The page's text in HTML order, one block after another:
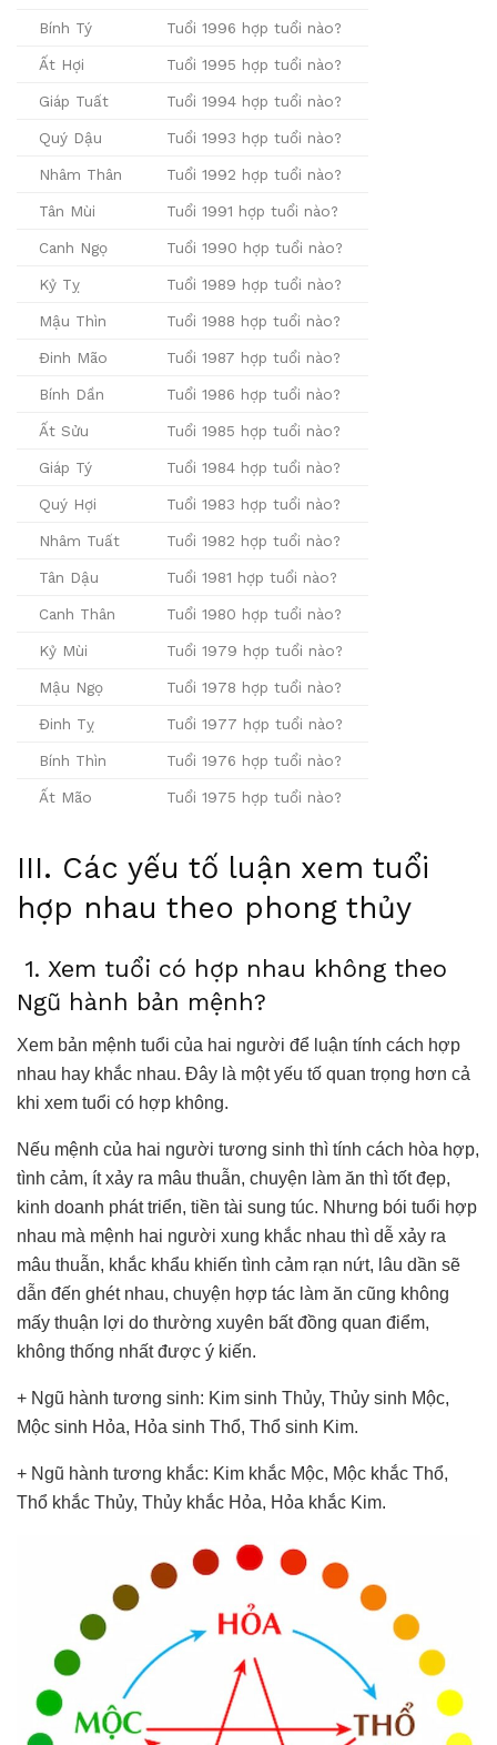
Bính Tý Tuổi 1996 hợp tuổi nào?
Ất Hợi Tuổi 1995 hợp tuổi nào?
Giáp Tuất Tuổi 1994 hợp tuổi nào?
Quý Dậu Tuổi 1993 hợp tuổi nào?
Nhâm Thân Tuổi 1992 hợp tuổi nào?
Tân Mùi Tuổi 1991 hợp tuổi nào?
Canh Ngọ Tuổi 1990 hợp tuổi nào?
Kỷ Tỵ Tuổi 1989 hợp tuổi nào?
Mậu Thìn Tuổi 1988 hợp tuổi nào?
Đinh Mão Tuổi 1987 hợp tuổi nào?
Bính Dần Tuổi 1986 hợp tuổi nào?
Ất Sửu Tuổi 1985 hợp tuổi nào?
Giáp Tý Tuổi 1984 hợp tuổi nào?
Quý Hợi Tuổi 1983 hợp tuổi nào?
Nhâm Tuất Tuổi 1982 hợp tuổi nào?
Tân Dậu Tuổi 1981 hợp tuổi nào?
Canh Thân Tuổi 1980 hợp tuổi nào?
Kỷ Mùi Tuổi 1979 hợp tuổi nào?
Mậu Ngọ Tuổi 1978 hợp tuổi nào?
Đinh Tỵ Tuổi 1977 hợp tuổi nào?
Bính Thìn Tuổi 1976 hợp tuổi nào?
Ất Mão Tuổi 1975 hợp tuổi nào?
III. Các yếu tố luận xem tuổi
hợp nhau theo phong thủy
1. Xem tuổi có hợp nhau không theo
Ngũ hành bản mệnh?
Xem bản mệnh tuổi của hai người để luận tính cách hợp
nhau hay khắc nhau. Đây là một yếu tố quan trọng hơn cả
khi xem tuổi có hợp không.
Nếu mệnh của hai người tương sinh thì tính cách hòa hợp,
tình cảm, ít xảy ra mâu thuẫn, chuyện làm ăn thì tốt đẹp,
kinh doanh phát triển, tiền tài sung túc. Nhưng bói tuổi hợp
nhau mà mệnh hai người xung khắc nhau thì dễ xảy ra
mâu thuẫn, khắc khẩu khiến tình cảm rạn nứt, lâu dần sẽ
dẫn đến ghét nhau, chuyện hợp tác làm ăn cũng không
mấy thuận lợi do thường xuyên bất đồng quan điểm,
không thống nhất được ý kiến.
+ Ngũ hành tương sinh: Kim sinh Thủy, Thủy sinh Mộc,
Mộc sinh Hỏa, Hỏa sinh Thổ, Thổ sinh Kim.
+ Ngũ hành tương khắc: Kim khắc Mộc, Mộc khắc Thổ,
Thổ khắc Thủy, Thủy khắc Hỏa, Hỏa khắc Kim.